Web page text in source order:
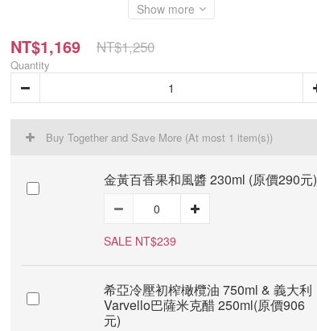
Show more
NT$1,169 NT$1,250
Quantity
Buy Together and Save More (At most 1 item(s))
金黃百香果和風醬 230ml (原價290元)
SALE NT$239
希亞冷壓初榨橄欖油 750ml & 義大利
Varvello巴薩米克醋 250ml(原價906
元)